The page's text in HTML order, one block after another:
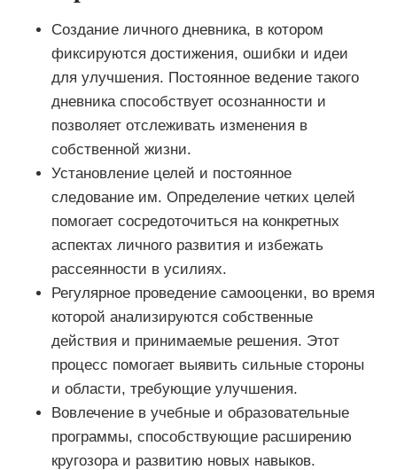
Создание личного дневника, в котором
фиксируются достижения, ошибки и идеи
для улучшения. Постоянное ведение такого
дневника способствует осознанности и
позволяет отслеживать изменения в
собственной жизни.
Установление целей и постоянное
следование им. Определение четких целей
помогает сосредоточиться на конкретных
аспектах личного развития и избежать
рассеянности в усилиях.
Регулярное проведение самооценки, во время
которой анализируются собственные
действия и принимаемые решения. Этот
процесс помогает выявить сильные стороны
и области, требующие улучшения.
Вовлечение в учебные и образовательные
программы, способствующие расширению
кругозора и развитию новых навыков.